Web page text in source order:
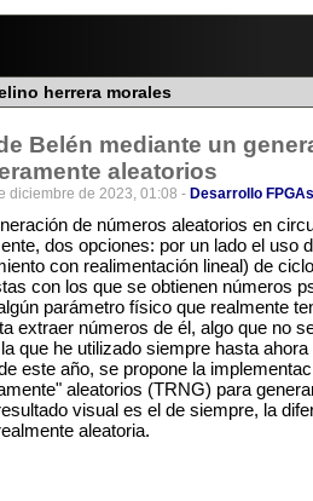
herrera morales
Belén mediante un
aleatorios
diciembre de 2023, 01:08 - Desarrollo
de números aleatorios en
dos opciones: por un lado el uso
con realimentación lineal) de
con los que se obtienen números
parámetro físico que realmente
extraer números de él, algo que no
que he utilizado siempre hasta
este año, se propone la
aleatorios (TRNG) para
visual es el de siempre, la
aleatoria.